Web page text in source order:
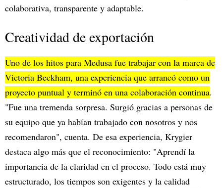
colaborativa, transparente y adaptable.
Creatividad de exportación
Uno de los hitos para Medusa fue trabajar con la marca de
Victoria Beckham, una experiencia que arrancó como un
proyecto puntual y terminó en una colaboración continua.
"Fue una tremenda sorpresa. Surgió gracias a personas de
su equipo que ya habían trabajado con nosotros y nos
recomendaron", cuenta. De esa experiencia, Krygier
destaca algo más que el reconocimiento: "Aprendí la
importancia de la claridad en el proceso. Todo está muy
estructurado, los tiempos son exigentes y la calidad